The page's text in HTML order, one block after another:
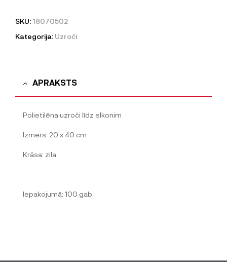
SKU: 18070502
Kategorija: Uzroči
APRAKSTS
Polietilēna uzroči līdz elkonim
Izmērs: 20 x 40 cm
Krāsa: zila
Iepakojumā: 100 gab.